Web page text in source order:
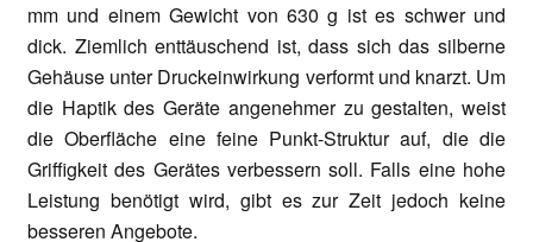
mm und einem Gewicht von 630 g ist es schwer und
dick. Ziemlich enttäuschend ist, dass sich das silberne
Gehäuse unter Druckeinwirkung verformt und knarzt. Um
die Haptik des Geräte angenehmer zu gestalten, weist
die Oberfläche eine feine Punkt-Struktur auf, die die
Griffigkeit des Gerätes verbessern soll. Falls eine hohe
Leistung benötigt wird, gibt es zur Zeit jedoch keine
besseren Angebote.